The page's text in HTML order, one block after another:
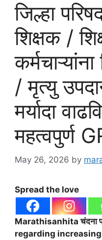
जिल्हा
शिक्षक /
/ मृत्यु
मर्यादा
महत्वपुर्ण
May 26, 2026 by
Spread the love
Marathisanhita चंदना
regarding